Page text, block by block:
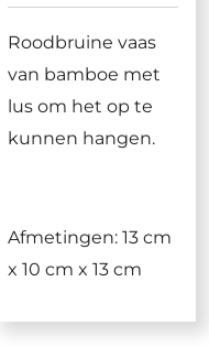
Roodbruine vaas
van bamboe met
lus om het op te
kunnen hangen.
Afmetingen: 13 cm
x 10 cm x 13 cm